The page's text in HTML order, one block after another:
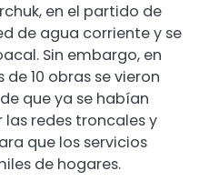
en el partido de
de agua corriente y se
Sin embargo, en
10 obras se vieron
que ya se habían
redes troncales y
que los servicios
de hogares.